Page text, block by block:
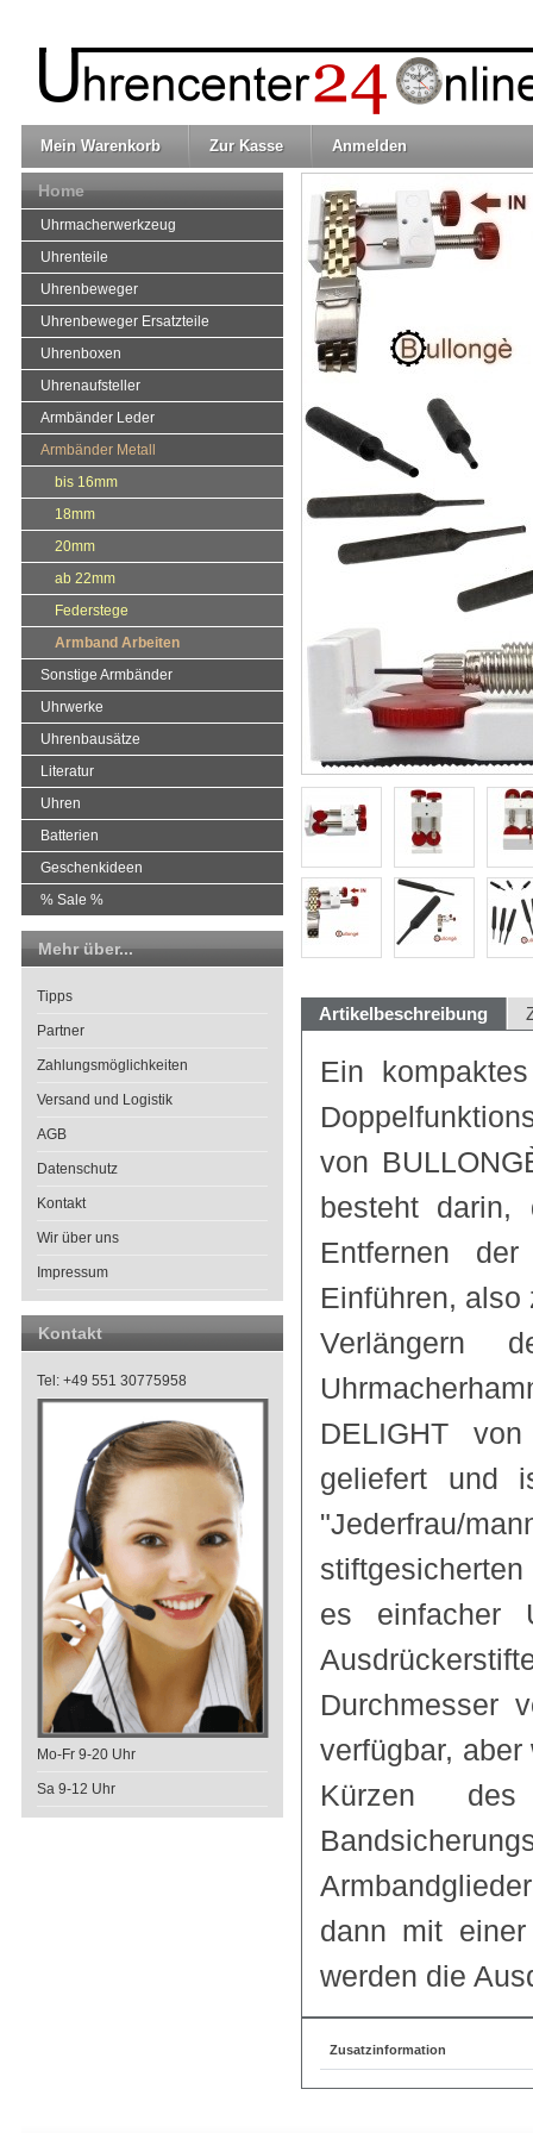
Mein Warenkorb Zur Kasse Anmelden
Artikelbeschreibung
Ein
von
besteht darin,
Entfernen
Einführen, also
Verlängern
DELIGHT
geliefert und
"Jederfrau/
es einfacher
Durchmesser
verfügbar,
Kürzen
dann mit einer
werden die
Zusatzinformation
Home
Uhrmacherwerkzeug
Uhrenteile
Uhrenbeweger
Uhrenbeweger Ersatzteile
Uhrenboxen
Uhrenaufsteller
Armbänder Leder
Armbänder Metall
bis 16mm
18mm
20mm
ab 22mm
Federstege
Armband Arbeiten
Sonstige Armbänder
Uhrwerke
Uhrenbausätze
Literatur
Uhren
Batterien
Geschenkideen
% Sale %
Mehr über...
Tipps
Partner
Zahlungsmöglichkeiten
Versand und Logistik
AGB
Datenschutz
Kontakt
Wir über uns
Impressum
Kontakt
Tel: +49 551 30775958
Mo-Fr 9-20 Uhr
Sa 9-12 Uhr